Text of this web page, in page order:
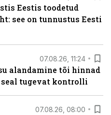
Eestis toodetud
see on tunnustus Eesti
07.08.26, 11:24
alandamine tõi hinnad
tugevat kontrolli
07.08.26, 08:00